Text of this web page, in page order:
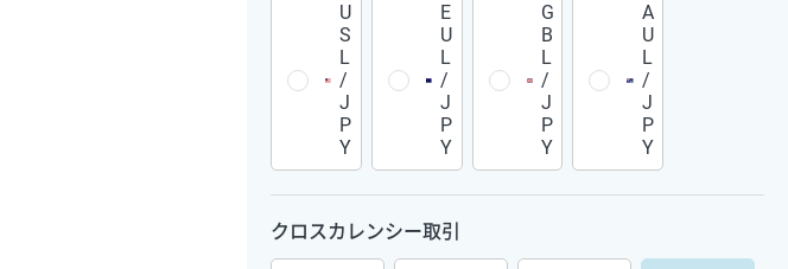
U
S
L
/
J
P
Y
E
U
L
/
J
P
Y
G
B
L
/
J
P
Y
A
U
L
/
J
P
Y
クロスカレンシー取引